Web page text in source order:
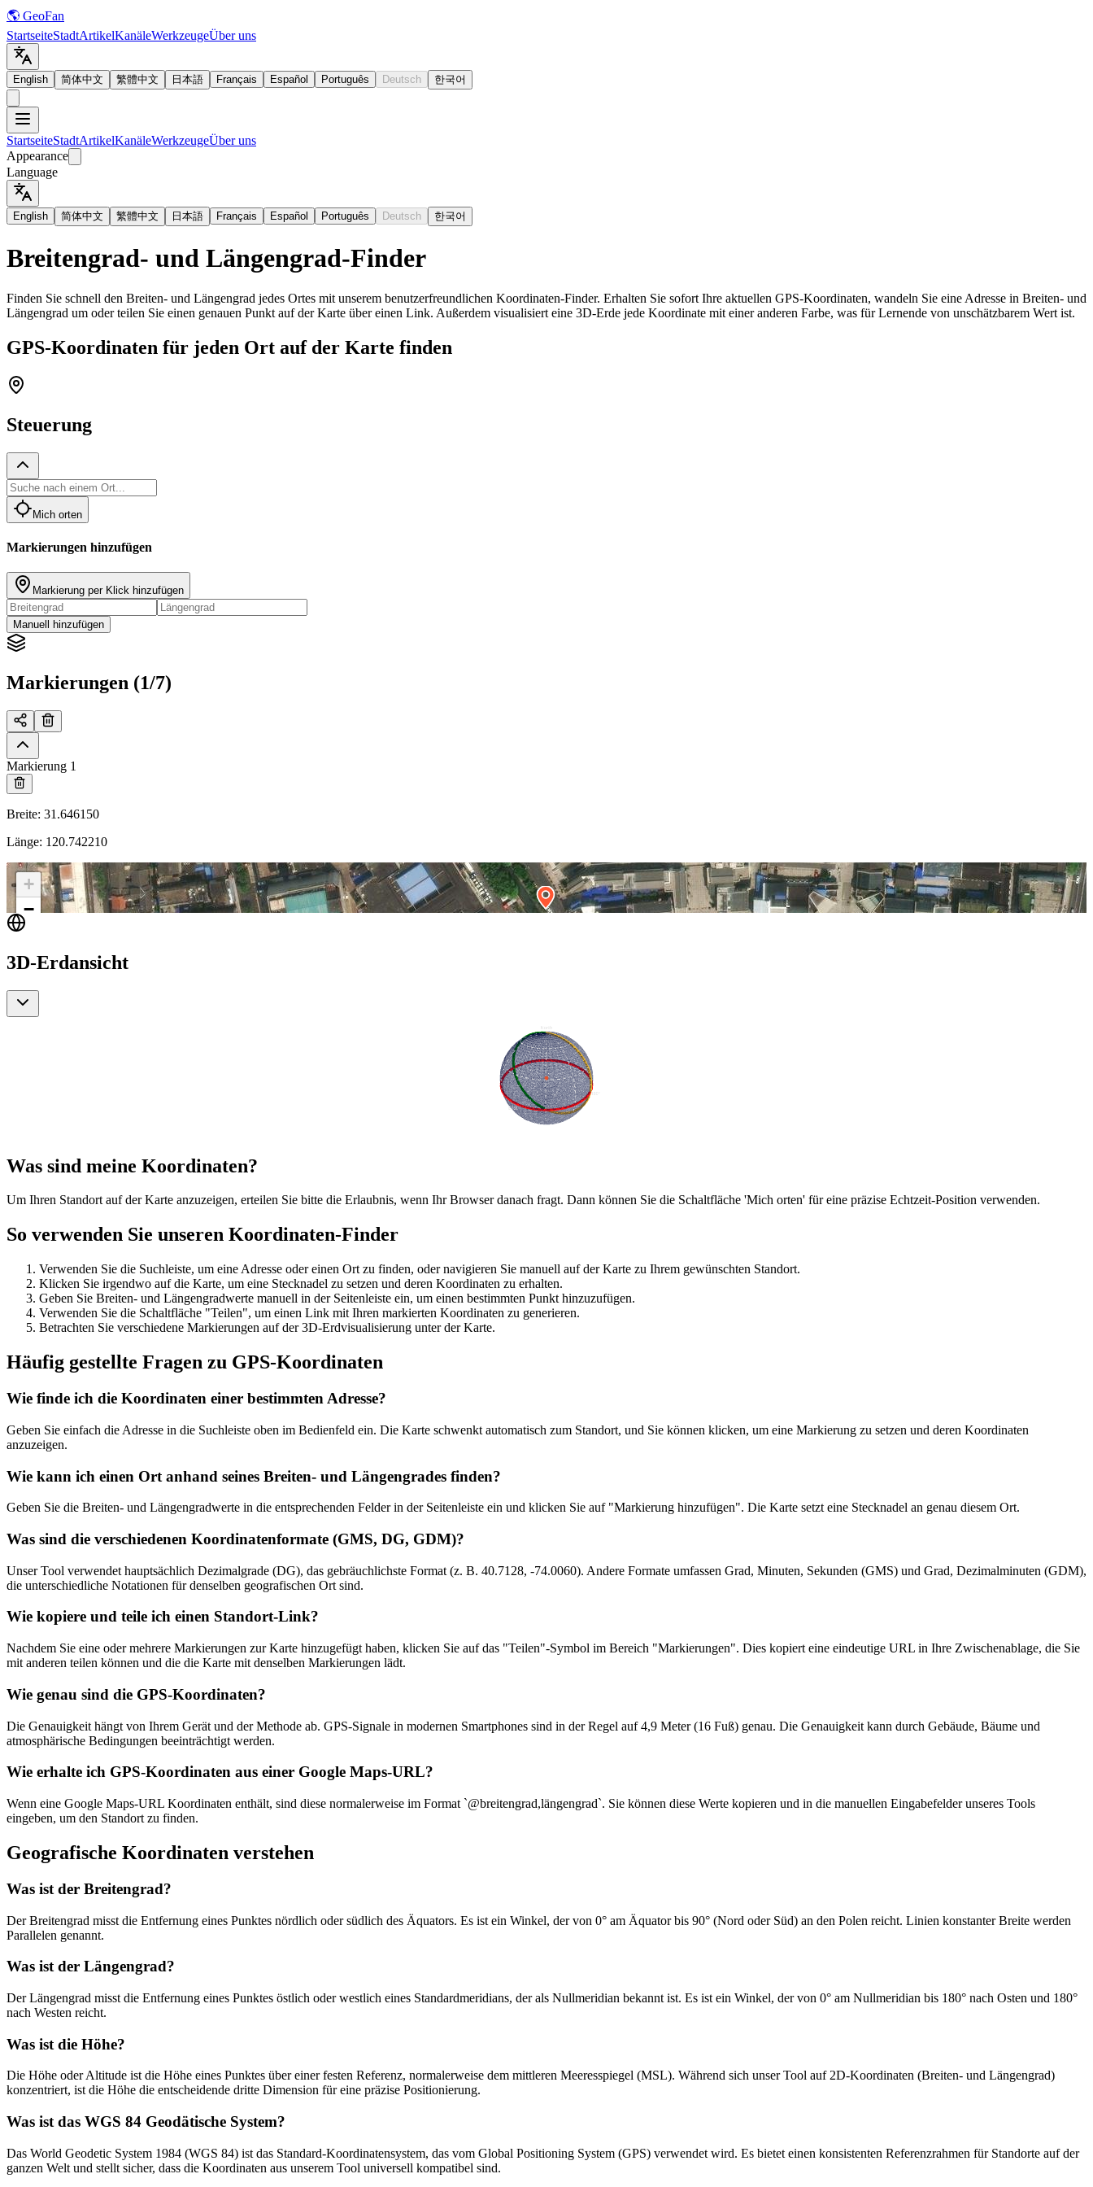
🌎 GeoFan
StartseiteStadtArtikelKanäleWerkzeugeÜber uns
English 简体中文 繁體中文 日本語 Français Español Português Deutsch 한국어
StartseiteStadtArtikelKanäleWerkzeugeÜber uns
Appearance
Language
English 简体中文 繁體中文 日本語 Français Español Português Deutsch 한국어
Breitengrad- und Längengrad-Finder
Finden Sie schnell den Breiten- und Längengrad jedes Ortes mit unserem benutzerfreundlichen Koordinaten-Finder. Erhalten Sie sofort Ihre aktuellen GPS-Koordinaten, wandeln Sie eine Adresse in Breiten- und
Längengrad um oder teilen Sie einen genauen Punkt auf der Karte über einen Link. Außerdem visualisiert eine 3D-Erde jede Koordinate mit einer anderen Farbe, was für Lernende von unschätzbarem Wert ist.
GPS-Koordinaten für jeden Ort auf der Karte finden
Steuerung
Mich orten
Markierungen hinzufügen
Markierung per Klick hinzufügen
Manuell hinzufügen
Markierungen (1/7)
Markierung 1
Breite: 31.646150
Länge: 120.742210
+
−
3D-Erdansicht
Was sind meine Koordinaten?
Um Ihren Standort auf der Karte anzuzeigen, erteilen Sie bitte die Erlaubnis, wenn Ihr Browser danach fragt. Dann können Sie die Schaltfläche 'Mich orten' für eine präzise Echtzeit-Position verwenden.
So verwenden Sie unseren Koordinaten-Finder
Verwenden Sie die Suchleiste, um eine Adresse oder einen Ort zu finden, oder navigieren Sie manuell auf der Karte zu Ihrem gewünschten Standort.
Klicken Sie irgendwo auf die Karte, um eine Stecknadel zu setzen und deren Koordinaten zu erhalten.
Geben Sie Breiten- und Längengradwerte manuell in der Seitenleiste ein, um einen bestimmten Punkt hinzuzufügen.
Verwenden Sie die Schaltfläche "Teilen", um einen Link mit Ihren markierten Koordinaten zu generieren.
Betrachten Sie verschiedene Markierungen auf der 3D-Erdvisualisierung unter der Karte.
Häufig gestellte Fragen zu GPS-Koordinaten
Wie finde ich die Koordinaten einer bestimmten Adresse?
Geben Sie einfach die Adresse in die Suchleiste oben im Bedienfeld ein. Die Karte schwenkt automatisch zum Standort, und Sie können klicken, um eine Markierung zu setzen und deren Koordinaten
anzuzeigen.
Wie kann ich einen Ort anhand seines Breiten- und Längengrades finden?
Geben Sie die Breiten- und Längengradwerte in die entsprechenden Felder in der Seitenleiste ein und klicken Sie auf "Markierung hinzufügen". Die Karte setzt eine Stecknadel an genau diesem Ort.
Was sind die verschiedenen Koordinatenformate (GMS, DG, GDM)?
Unser Tool verwendet hauptsächlich Dezimalgrade (DG), das gebräuchlichste Format (z. B. 40.7128, -74.0060). Andere Formate umfassen Grad, Minuten, Sekunden (GMS) und Grad, Dezimalminuten (GDM),
die unterschiedliche Notationen für denselben geografischen Ort sind.
Wie kopiere und teile ich einen Standort-Link?
Nachdem Sie eine oder mehrere Markierungen zur Karte hinzugefügt haben, klicken Sie auf das "Teilen"-Symbol im Bereich "Markierungen". Dies kopiert eine eindeutige URL in Ihre Zwischenablage, die Sie
mit anderen teilen können und die die Karte mit denselben Markierungen lädt.
Wie genau sind die GPS-Koordinaten?
Die Genauigkeit hängt von Ihrem Gerät und der Methode ab. GPS-Signale in modernen Smartphones sind in der Regel auf 4,9 Meter (16 Fuß) genau. Die Genauigkeit kann durch Gebäude, Bäume und
atmosphärische Bedingungen beeinträchtigt werden.
Wie erhalte ich GPS-Koordinaten aus einer Google Maps-URL?
Wenn eine Google Maps-URL Koordinaten enthält, sind diese normalerweise im Format `@breitengrad,längengrad`. Sie können diese Werte kopieren und in die manuellen Eingabefelder unseres Tools
eingeben, um den Standort zu finden.
Geografische Koordinaten verstehen
Was ist der Breitengrad?
Der Breitengrad misst die Entfernung eines Punktes nördlich oder südlich des Äquators. Es ist ein Winkel, der von 0° am Äquator bis 90° (Nord oder Süd) an den Polen reicht. Linien konstanter Breite werden
Parallelen genannt.
Was ist der Längengrad?
Der Längengrad misst die Entfernung eines Punktes östlich oder westlich eines Standardmeridians, der als Nullmeridian bekannt ist. Es ist ein Winkel, der von 0° am Nullmeridian bis 180° nach Osten und 180°
nach Westen reicht.
Was ist die Höhe?
Die Höhe oder Altitude ist die Höhe eines Punktes über einer festen Referenz, normalerweise dem mittleren Meeresspiegel (MSL). Während sich unser Tool auf 2D-Koordinaten (Breiten- und Längengrad)
konzentriert, ist die Höhe die entscheidende dritte Dimension für eine präzise Positionierung.
Was ist das WGS 84 Geodätische System?
Das World Geodetic System 1984 (WGS 84) ist das Standard-Koordinatensystem, das vom Global Positioning System (GPS) verwendet wird. Es bietet einen konsistenten Referenzrahmen für Standorte auf der
ganzen Welt und stellt sicher, dass die Koordinaten aus unserem Tool universell kompatibel sind.